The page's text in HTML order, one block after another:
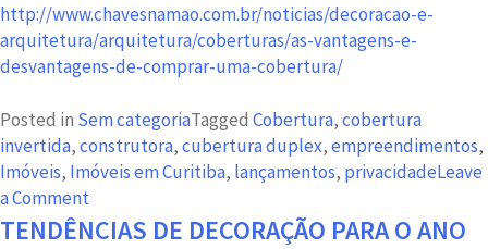
http://www.chavesnamao.com.br/noticias/decoracao-e-
arquitetura/arquitetura/coberturas/as-vantagens-e-
desvantagens-de-comprar-uma-cobertura/
Posted in Sem categoriaTagged Cobertura,cobertura
invertida,construtora,cubertura duplex,empreendimentos,
Imóveis, Imóveis em Curitiba, lançamentos, privacidadeLeave
a Commenton
Cobertura
TENDÊNCIAS DE DECORAÇÃO PARA O ANO